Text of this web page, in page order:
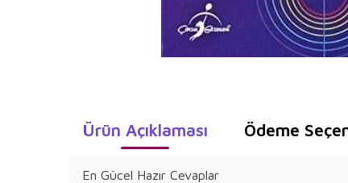
Ürün Açıklaması Ödeme
En Gücel Hazır Cevaplar